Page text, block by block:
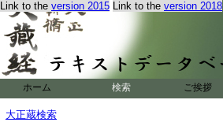
Link to the version 2015 Link to the version 2018
ホーム 検索 ご挨拶
大正蔵検索